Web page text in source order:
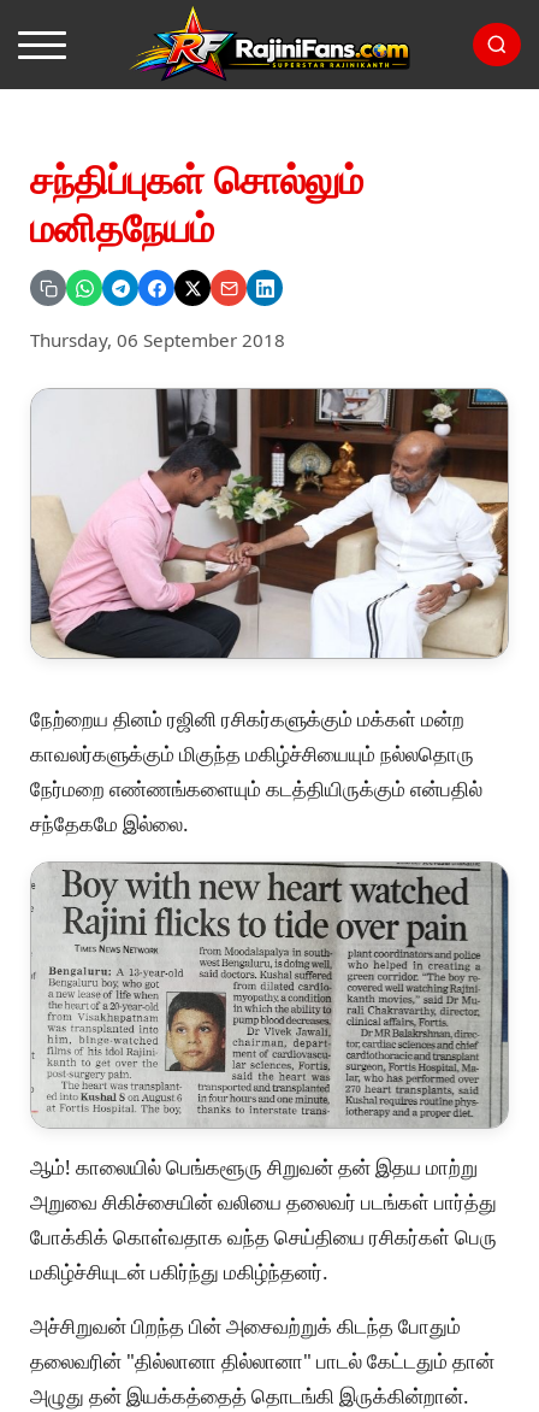
சந்திப்புகள் சொல்லும்
மனிதநேயம்
Thursday, 06 September 2018
நேற்றைய தினம் ரஜினி ரசிகர்களுக்கும் மக்கள் மன்ற
காவலர்களுக்கும் மிகுந்த மகிழ்ச்சியையும் நல்லதொரு
நேர்மறை எண்ணங்களையும் கடத்தியிருக்கும் என்பதில்
சந்தேகமே இல்லை.
ஆம்! காலையில் பெங்களூரு சிறுவன் தன் இதய மாற்று
அறுவை சிகிச்சையின் வலியை தலைவர் படங்கள் பார்த்து
போக்கிக் கொள்வதாக வந்த செய்தியை ரசிகர்கள் பெரு
மகிழ்ச்சியுடன் பகிர்ந்து மகிழ்ந்தனர்.
அச்சிறுவன் பிறந்த பின் அசைவற்றுக் கிடந்த போதும்
தலைவரின் "தில்லானா தில்லானா" பாடல் கேட்டதும் தான்
அழுது தன் இயக்கத்தைத் தொடங்கி இருக்கின்றான்.